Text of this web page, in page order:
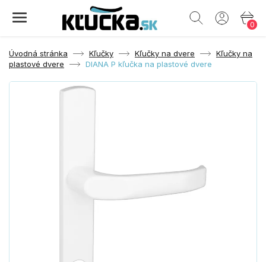
0
Úvodná stránka Kľučky Kľučky na dvere
Kľučky na
plastové dvere
DIANA P kľučka na plastové dvere